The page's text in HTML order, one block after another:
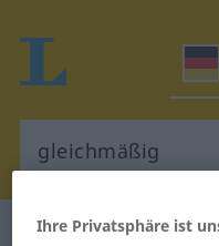
Deutsch-
Ihre Privatsphäre ist